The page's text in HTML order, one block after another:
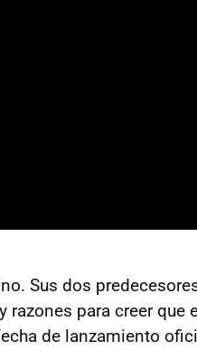
Sus dos
razones para creer
de lanzamiento